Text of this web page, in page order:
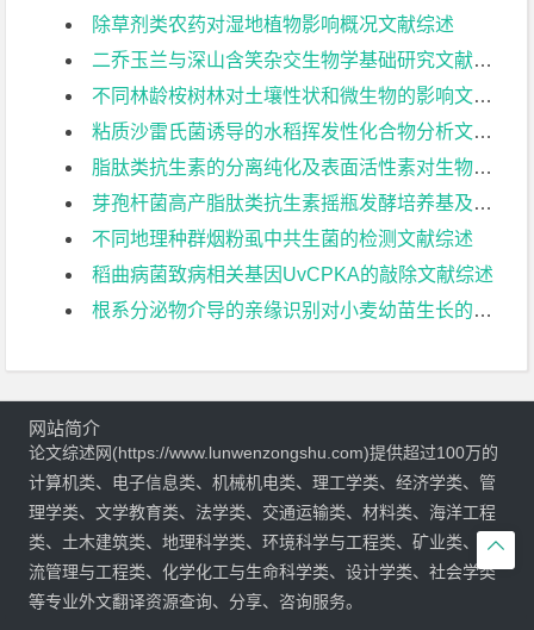
除草剂类农药对湿地植物影响概况文献综述
二乔玉兰与深山含笑杂交生物学基础研究文献综述
不同林龄桉树林对土壤性状和微生物的影响文献综述
粘质沙雷氏菌诱导的水稻挥发性化合物分析文献综述
脂肽类抗生素的分离纯化及表面活性素对生物膜形成的影响文献综述
芽孢杆菌高产脂肽类抗生素摇瓶发酵培养基及条件优化文献综述
不同地理种群烟粉虱中共生菌的检测文献综述
稻曲病菌致病相关基因UvCPKA的敲除文献综述
根系分泌物介导的亲缘识别对小麦幼苗生长的影响文献综述

网站简介
论文综述网(https://www.lunwenzongshu.com)提供超过100万的
计算机类、电子信息类、机械机电类、理工学类、经济学类、管
理学类、文学教育类、法学类、交通运输类、材料类、海洋工程
类、土木建筑类、地理科学类、环境科学与工程类、矿业类、物
流管理与工程类、化学化工与生命科学类、设计学类、社会学类
等专业外文翻译资源查询、分享、咨询服务。